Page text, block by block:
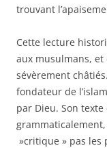
trouvant
Cette lecture
aux musulmans, et
sévèrement
fondateur de
par Dieu. Son texte
»critique » pas les